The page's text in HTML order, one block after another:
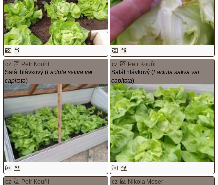
cz
Petr Kouřil
Salát hlávkový (Lactuta sativa var
capitata)
cz
Petr Kouřil
Salát hlávkový (Lactuta sativa var
capitata)
cz
Petr Kouřil
cz
Nikola Moser